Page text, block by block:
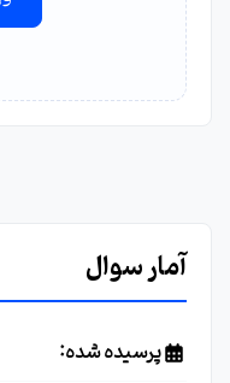
آمار سوال
پرسیده شده: